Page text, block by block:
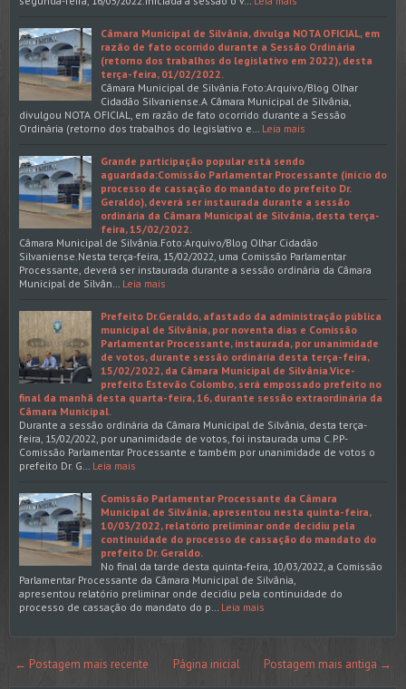
Câmara Municipal de Silvânia, divulga NOTA OFICIAL, em
razão de fato ocorrido durante a Sessão Ordinária
(retorno dos trabalhos do legislativo em 2022), desta
terça-feira, 01/02/2022.
Câmara Municipal de Silvânia.Foto:Arquivo/Blog Olhar
Cidadão Silvaniense.A Câmara Municipal de Silvânia,
divulgou NOTA OFICIAL, em razão de fato ocorrido durante a Sessão
Ordinária (retorno dos trabalhos do legislativo e…
Leia mais
Grande participação popular está sendo
aguardada:Comissão Parlamentar Processante (início do
processo de cassação do mandato do prefeito Dr.
Geraldo), deverá ser instaurada durante a sessão
ordinária da Câmara Municipal de Silvânia, desta terça-
feira, 15/02/2022.
Câmara Municipal de Silvânia.Foto:Arquivo/Blog Olhar Cidadão
Silvaniense.Nesta terça-feira, 15/02/2022, uma Comissão Parlamentar
Processante, deverá ser instaurada durante a sessão ordinária da Câmara
Municipal de Silvân…
Leia mais
Prefeito Dr.Geraldo, afastado da administração pública
municipal de Silvânia, por noventa dias e Comissão
Parlamentar Processante, instaurada, por unanimidade
de votos, durante sessão ordinária desta terça-feira,
15/02/2022, da Câmara Municipal de Silvânia.Vice-
prefeito Estevão Colombo, será empossado prefeito no
final da manhã desta quarta-feira, 16, durante sessão extraordinária da
Câmara Municipal.
Durante a sessão ordinária da Câmara Municipal de Silvânia, desta terça-
feira, 15/02/2022, por unanimidade de votos, foi instaurada uma C.P.P-
Comissão Parlamentar Processante e também por unanimidade de votos o
prefeito Dr. G…
Leia mais
Comissão Parlamentar Processante da Câmara
Municipal de Silvânia, apresentou nesta quinta-feira,
10/03/2022, relatório preliminar onde decidiu pela
continuidade do processo de cassação do mandato do
prefeito Dr. Geraldo.
No final da tarde desta quinta-feira, 10/03/2022, a Comissão
Parlamentar Processante da Câmara Municipal de Silvânia,
apresentou relatório preliminar onde decidiu pela continuidade do
processo de cassação do mandato do p…
Leia mais
← Postagem mais recente Postagem mais antiga →
Página inicial